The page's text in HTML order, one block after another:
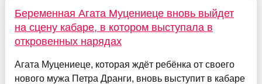
Беременная Агата Муцениеце вновь выйдет
на сцену кабаре, в котором выступала в
откровенных нарядах
Агата Муцениеце, которая ждёт ребёнка от своего
нового мужа Петра Дранги, вновь выступит в кабаре